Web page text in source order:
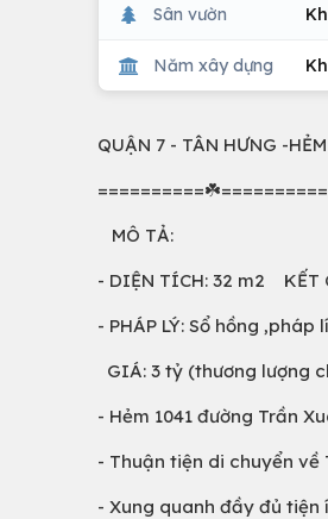
Sân vườn
Năm xây dựng
QUẬN 7 - TÂN HƯNG -
MÔ TẢ:
- DIỆN TÍCH: 32 m2 KẾT
- PHÁP LÝ: Sổ hồng
GIÁ: 3 tỷ (thương lượng
- Hẻm 1041 đường Trần
- Thuận tiện di chuyển về
- Xung quanh đầy đủ tiện